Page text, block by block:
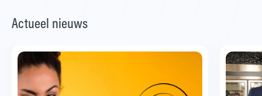
Actueel nieuws